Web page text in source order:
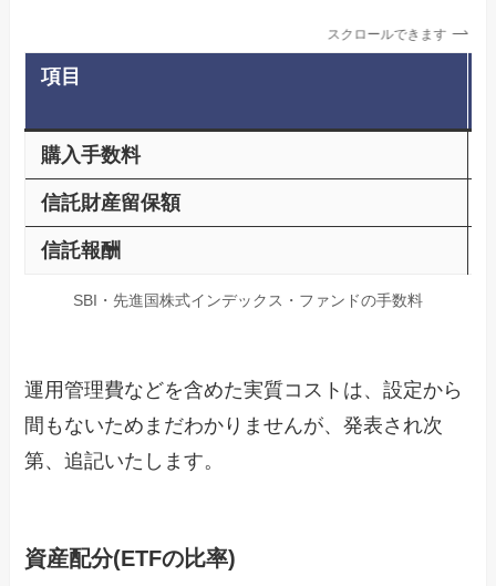
スクロールできます
項目
購入手数料
信託財産留保額
信託報酬
SBI・先進国株式インデックス・ファンドの手数料
運用管理費などを含めた実質コストは、設定から
間もないためまだわかりませんが、発表され次
第、追記いたします。
資産配分(ETFの比率)